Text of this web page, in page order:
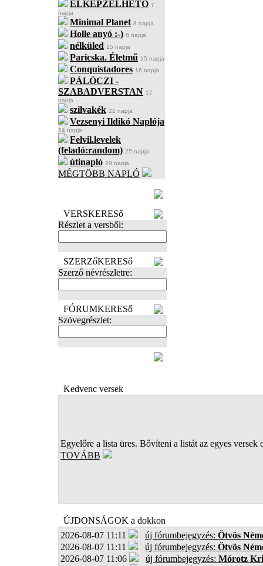
ELKÉPZELHETŐ 7
napja
Minimal Planet 8 napja
Holle anyó :-) 8 napja
nélküled 15 napja
Paricska. Életmű 15 napja
Conquistadores 16 napja
PÁLÓCZI -
SZABADVERSTAN 17
napja
szilvakék 21 napja
Vezsenyi Ildikó Naplója
24 napja
Felvil.levelek
(feladó:random) 25 napja
útinapló 29 napja
MÉGTÖBB NAPLÓ
VERSKERESő
Részlet a versből:
SZERZőKERESő
Szerző névrészletre:
FÓRUMKERESő
Szövegrészlet:
Kedvenc versek
Egyelőre a lista üres. Bővíteni a listát az egyes versek
TOVÁBB
ÚJDONSÁGOK a dokkon
2026-08-07 11:11
új fórumbejegyzés: Ötvös
2026-08-07 11:11
új fórumbejegyzés: Ötvös
2026-08-07 11:06
új fórumbejegyzés: Mórotz